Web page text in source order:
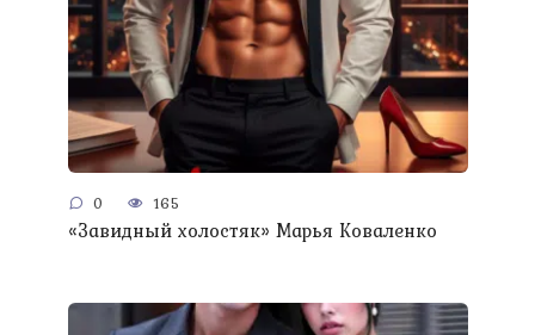
0 165
«Завидный холостяк» Марья Коваленко